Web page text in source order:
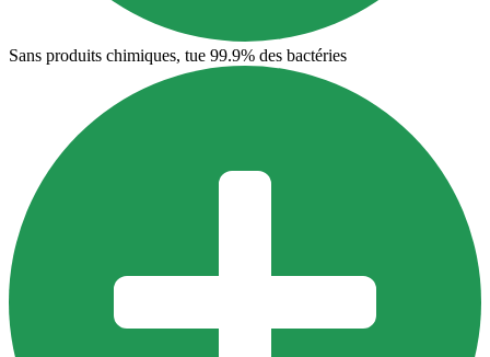
Sans produits chimiques, tue 99.9% des bactéries